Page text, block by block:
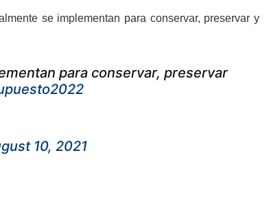
se implementan para conservar, preservar y
para conservar, preservar
10, 2021